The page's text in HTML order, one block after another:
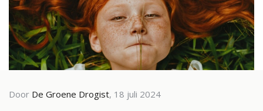
Door De Groene Drogist, 18 juli 2024